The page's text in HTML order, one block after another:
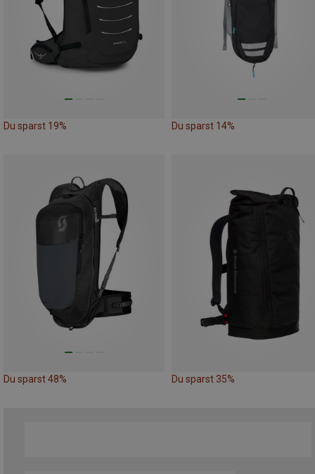
Du sparst 19% Du sparst 14%
Du sparst 48% Du sparst 35%